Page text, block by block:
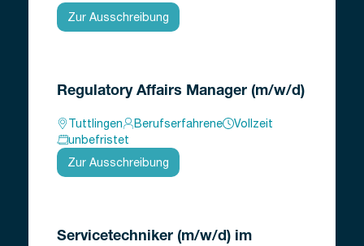
Zur Ausschreibung
Regulatory Affairs Manager (m/w/d)
Tuttlingen Berufserfahrene
Vollzeit
unbefristet
Zur Ausschreibung
Servicetechniker (m/w/d) im